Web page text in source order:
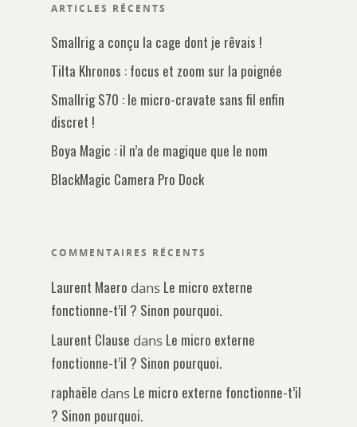
ARTICLES RÉCENTS
Smallrig a conçu la cage dont je rêvais !
Tilta Khronos : focus et zoom sur la poignée
Smallrig S70 : le micro-cravate sans fil enfin
discret !
Boya Magic : il n’a de magique que le nom
BlackMagic Camera Pro Dock
COMMENTAIRES RÉCENTS
Laurent Maero dans Le micro externe
fonctionne-t’il ? Sinon pourquoi.
Laurent Clause dans Le micro externe
fonctionne-t’il ? Sinon pourquoi.
raphaële dans Le micro externe fonctionne-t’il
? Sinon pourquoi.
Généralités
A la une